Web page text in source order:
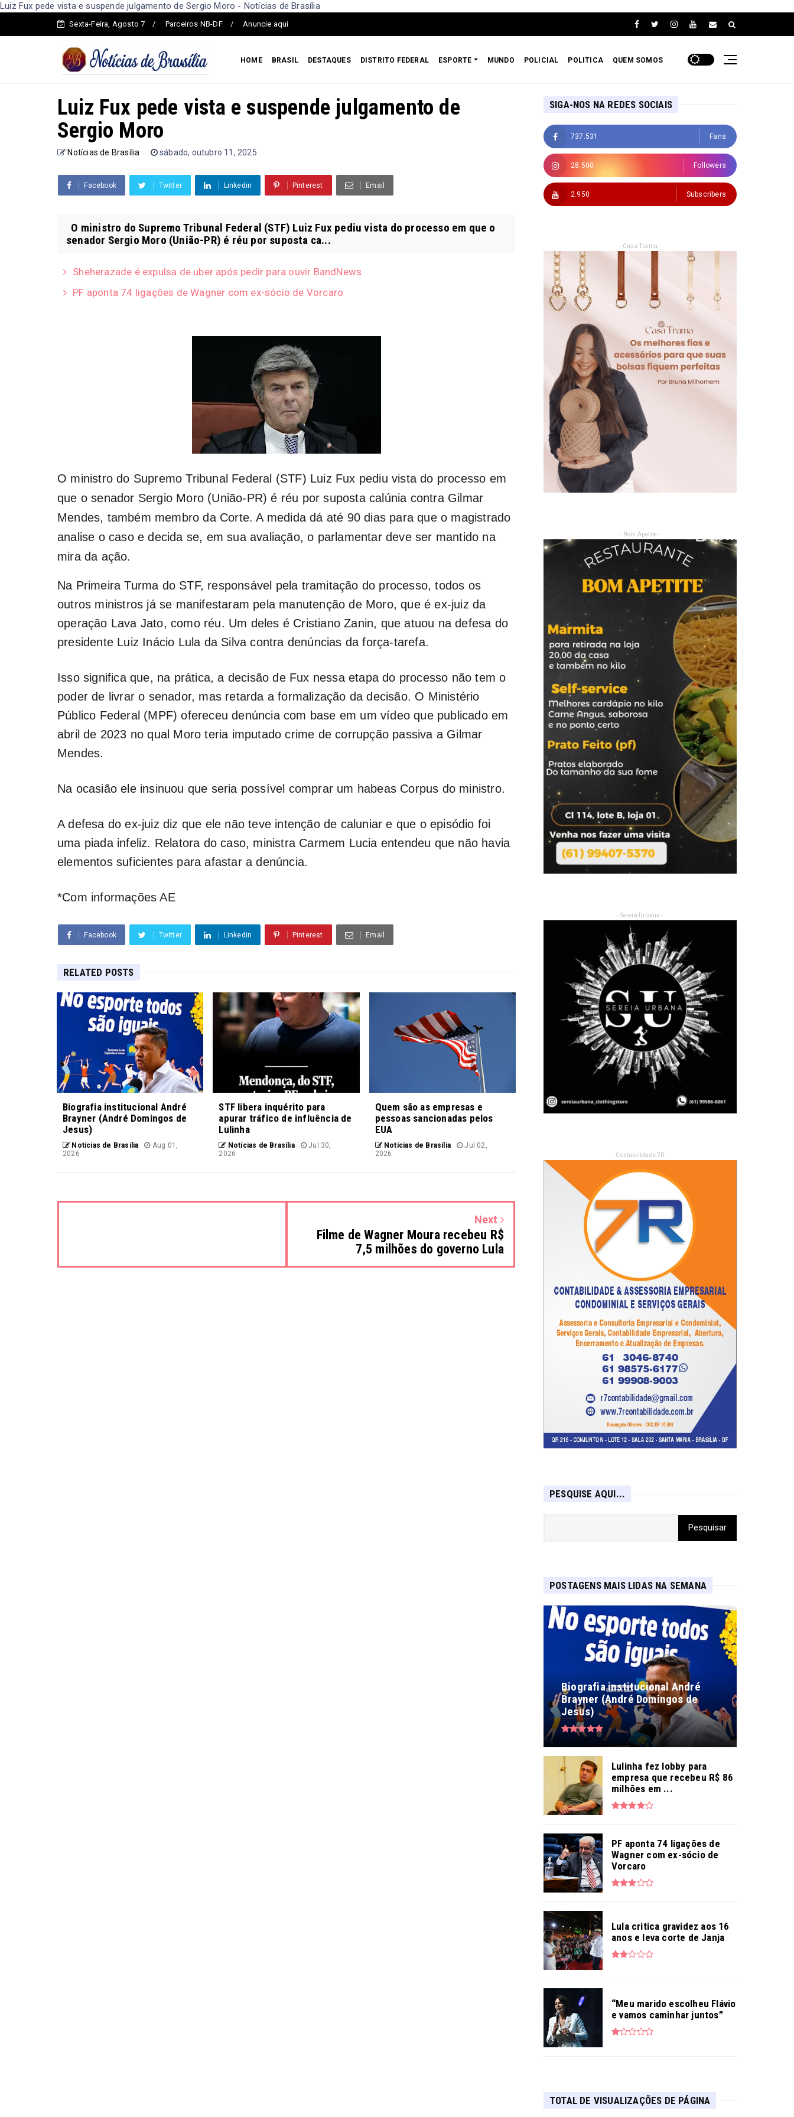
Luiz Fux pede vista e suspende julgamento de Sergio Moro - Notícias de Brasília
Sexta-Feira, Agosto 7 Parceiros NB-DF Anuncie aqui
HOME BRASIL DESTAQUES DISTRITO FEDERAL ESPORTE MUNDO POLICIAL POLITICA QUEM SOMOS
Luiz Fux pede vista e suspende julgamento de
Sergio Moro
Notícias de Brasília sábado, outubro 11, 2025
Facebook Twitter Linkedin Pinterest Email
O ministro do Supremo Tribunal Federal (STF) Luiz Fux pediu vista do processo em que o
senador Sergio Moro (União-PR) é réu por suposta ca...
Sheherazade é expulsa de uber após pedir para ouvir BandNews
PF aponta 74 ligações de Wagner com ex-sócio de Vorcaro
O ministro do Supremo Tribunal Federal (STF) Luiz Fux pediu vista do processo em
que o senador Sergio Moro (União-PR) é réu por suposta calúnia contra Gilmar
Mendes, também membro da Corte. A medida dá até 90 dias para que o magistrado
analise o caso e decida se, em sua avaliação, o parlamentar deve ser mantido na
mira da ação.
Na Primeira Turma do STF, responsável pela tramitação do processo, todos os
outros ministros já se manifestaram pela manutenção de Moro, que é ex-juiz da
operação Lava Jato, como réu. Um deles é Cristiano Zanin, que atuou na defesa do
presidente Luiz Inácio Lula da Silva contra denúncias da força-tarefa.
Isso significa que, na prática, a decisão de Fux nessa etapa do processo não tem o
poder de livrar o senador, mas retarda a formalização da decisão. O Ministério
Público Federal (MPF) ofereceu denúncia com base em um vídeo que publicado em
abril de 2023 no qual Moro teria imputado crime de corrupção passiva a Gilmar
Mendes.
Na ocasião ele insinuou que seria possível comprar um habeas Corpus do ministro.
A defesa do ex-juiz diz que ele não teve intenção de caluniar e que o episódio foi
uma piada infeliz. Relatora do caso, ministra Carmem Lucia entendeu que não havia
elementos suficientes para afastar a denúncia.
*Com informações AE
Facebook Twitter Linkedin Pinterest Email
RELATED POSTS
Biografia institucional André
Brayner (André Domingos de
Jesus)
Notícias de Brasília
Aug 01,
2026
STF libera inquérito para
apurar tráfico de influência de
Lulinha
Notícias de Brasília
Jul 30,
2026
Quem são as empresas e
pessoas sancionadas pelos
EUA
Notícias de Brasília
Jul 02,
2026
Next
Filme de Wagner Moura recebeu R$
7,5 milhões do governo Lula
SIGA-NOS NA REDES SOCIAIS
737.531 Fans
28.500 Followers
2.950 Subscribers
- Casa Trama -
- Bom Apetite -
- Sereia Urbana -
- Contabilidade 7R -
PESQUISE AQUI...
POSTAGENS MAIS LIDAS NA SEMANA
Biografia institucional André
Brayner (André Domingos de
Jesus)
Lulinha fez lobby para
empresa que recebeu R$ 86
milhões em ...
PF aponta 74 ligações de
Wagner com ex-sócio de
Vorcaro
Lula critica gravidez aos 16
anos e leva corte de Janja
“Meu marido escolheu Flávio
e vamos caminhar juntos”
TOTAL DE VISUALIZAÇÕES DE PÁGINA